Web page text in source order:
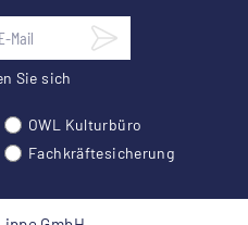
Sie sich
OWL Kulturbüro
Fachkräftesicherung